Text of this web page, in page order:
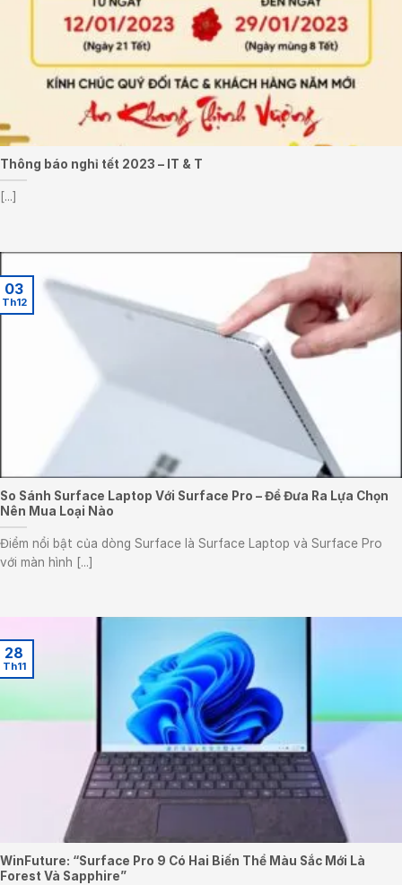
Thông báo nghỉ tết 2023 – IT & T
[...]
So Sánh Surface Laptop Với Surface Pro – Để Đưa Ra Lựa Chọn
Nên Mua Loại Nào
Điểm nổi bật của dòng Surface là Surface Laptop và Surface Pro
với màn hình [...]
03
Th12
WinFuture: “Surface Pro 9 Có Hai Biến Thể Màu Sắc Mới Là
Forest Và Sapphire”
28
Th11